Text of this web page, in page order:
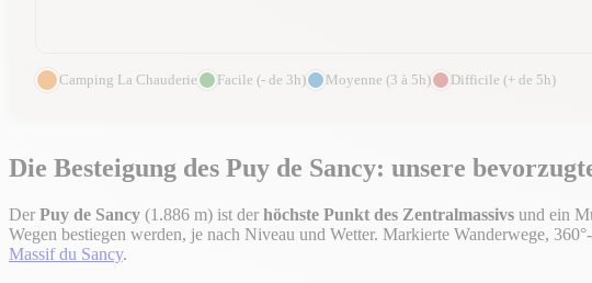
Camping La Chauderie Facile (- de 3h) Moyenne (3 à 5h) Difficile (+ de 5h)
Die Besteigung des Puy de Sancy: unsere
Der Puy de Sancy (1.886 m) ist der höchste Punkt des Zentralmassivs und ein
Wegen bestiegen werden, je nach Niveau und Wetter. Markierte Wanderwege,
Massif du Sancy.